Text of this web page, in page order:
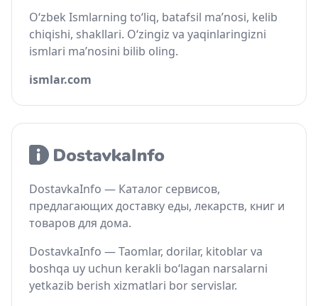
O‘zbek Ismlarning to‘liq, batafsil ma’nosi, kelib
chiqishi, shakllari. O‘zingiz va yaqinlaringizni
ismlari ma’nosini bilib oling.
ismlar.com
DostavkaInfo — Каталог сервисов,
предлагающих доставку еды, лекарств, книг и
товаров для дома.
DostavkaInfo — Taomlar, dorilar, kitoblar va
boshqa uy uchun kerakli bo‘lagan narsalarni
yetkazib berish xizmatlari bor servislar.